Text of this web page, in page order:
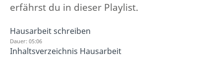
erfährst du in dieser Playlist.
Hausarbeit schreiben
Dauer: 05:06
Inhaltsverzeichnis Hausarbeit